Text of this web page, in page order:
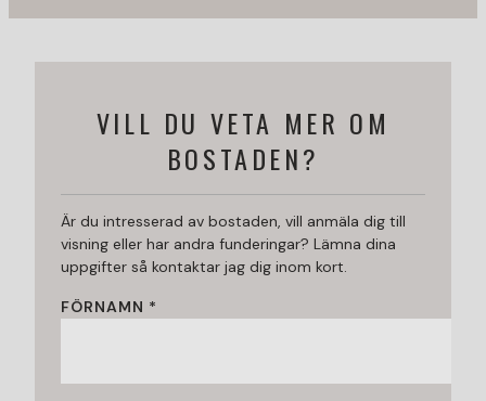
VILL DU VETA MER OM
BOSTADEN?
Är du intresserad av bostaden, vill anmäla dig till
visning eller har andra funderingar? Lämna dina
uppgifter så kontaktar jag dig inom kort.
FÖRNAMN *